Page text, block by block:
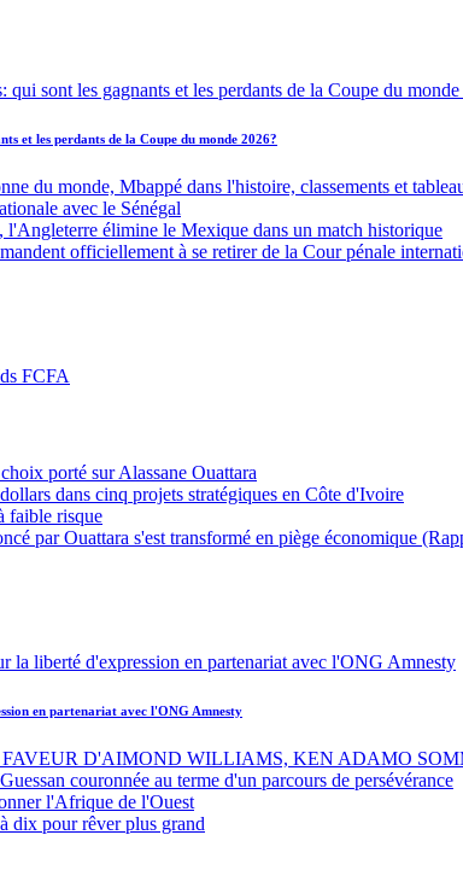
et les perdants de la Coupe du monde 2026?
du monde, Mbappé dans l'histoire, classements et
avec le Sénégal
l'Angleterre élimine le Mexique dans un match historique
officiellement à se retirer de la Cour pénale
porté sur Alassane Ouattara
dans cinq projets stratégiques en Côte d'Ivoire
faible risque
par Ouattara s'est transformé en piège économique
en partenariat avec l'ONG Amnesty
D'AIMOND WILLIAMS, KEN ADAMO
couronnée au terme d'un parcours de persévérance
l'Afrique de l'Ouest
dix pour rêver plus grand